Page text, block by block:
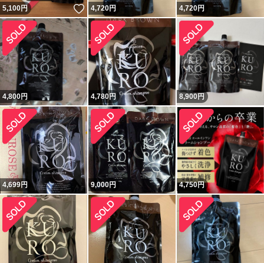
5,100円 いいね！
4,720円 4,720円
4,800円 4,780円 8,900円
4,699円 9,000円 4,750円